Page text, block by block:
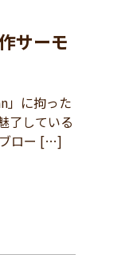
サーモ
」に拘った
了している
ブロー […]